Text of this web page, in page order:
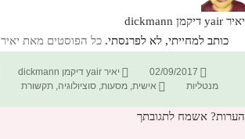
יאיר yair דיקמן dickmann
כותב למחייתי, לא לפרנסתי. כל הפוסטים מאת יאיר yair דיקמן dickmann‏
פורסם
בתאריך
02/09/2017 מחבר
יאיר yair דיקמן dickmann
מנטליות
תגיות
אישית,מסעות,סוציולוגיה,תקשורת
הערות? אשמח לתגובתך